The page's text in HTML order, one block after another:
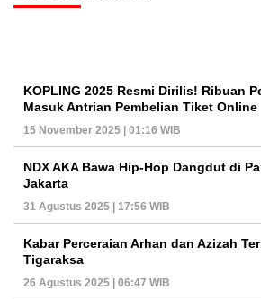
KOPLING 2025 Resmi Dirilis! Ribuan
Masuk Antrian Pembelian Tiket Online
15 November 2025 | 01:16 WIB
NDX AKA Bawa Hip-Hop Dangdut di
Jakarta
31 Agustus 2025 | 17:56 WIB
Kabar Perceraian Arhan dan Azizah
Tigaraksa
26 Agustus 2025 | 06:47 WIB